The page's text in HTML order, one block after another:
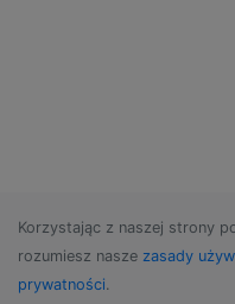
Korzystając z naszej strony
rozumiesz nasze zasady
prywatności.